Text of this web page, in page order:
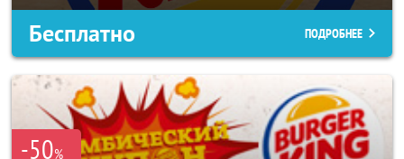
Бесплатно ПОДРОБНЕЕ
-50%